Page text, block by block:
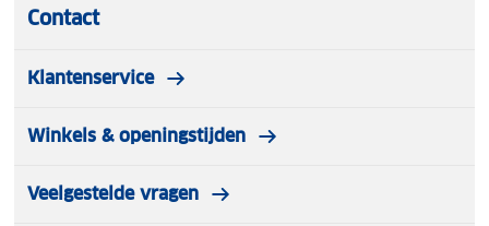
Contact
Klantenservice
Winkels & openingstijden
Veelgestelde vragen